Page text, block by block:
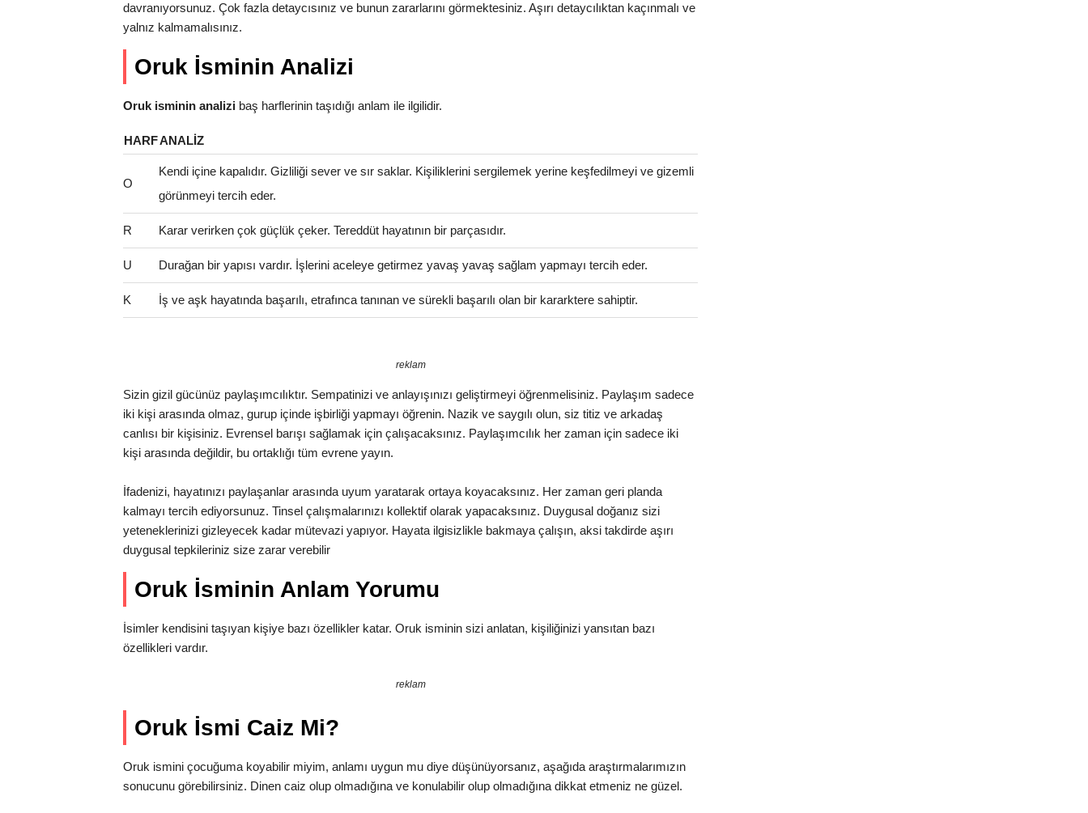
davranıyorsunuz. Çok fazla detaycısınız ve bunun zararlarını görmektesiniz. Aşırı detaycılıktan kaçınmalı ve
yalnız kalmamalısınız.
Oruk İsminin Analizi
Oruk isminin analizi baş harflerinin taşıdığı anlam ile ilgilidir.
HARFANALIZ
O
Kendi içine kapalıdır. Gizliliği sever ve sır saklar. Kişiliklerini sergilemek yerine keşfedilmeyi ve gizemli
görünmeyi tercih eder.
R Karar verirken çok güçlük çeker. Tereddüt hayatının bir parçasıdır.
U Durağan bir yapısı vardır. İşlerini aceleye getirmez yavaş yavaş sağlam yapmayı tercih eder.
K İş ve aşk hayatında başarılı, etrafınca tanınan ve sürekli başarılı olan bir kararktere sahiptir.
reklam
Sizin gizil gücünüz paylaşımcılıktır. Sempatinizi ve anlayışınızı geliştirmeyi öğrenmelisiniz. Paylaşım sadece
iki kişi arasında olmaz, gurup içinde işbirliği yapmayı öğrenin. Nazik ve saygılı olun, siz titiz ve arkadaş
canlısı bir kişisiniz. Evrensel barışı sağlamak için çalışacaksınız. Paylaşımcılık her zaman için sadece iki
kişi arasında değildir, bu ortaklığı tüm evrene yayın.
İfadenizi, hayatınızı paylaşanlar arasında uyum yaratarak ortaya koyacaksınız. Her zaman geri planda
kalmayı tercih ediyorsunuz. Tinsel çalışmalarınızı kollektif olarak yapacaksınız. Duygusal doğanız sizi
yeteneklerinizi gizleyecek kadar mütevazi yapıyor. Hayata ilgisizlikle bakmaya çalışın, aksi takdirde aşırı
duygusal tepkileriniz size zarar verebilir
Oruk İsminin Anlam Yorumu
İsimler kendisini taşıyan kişiye bazı özellikler katar. Oruk isminin sizi anlatan, kişiliğinizi yansıtan bazı
özellikleri vardır.
reklam
Oruk İsmi Caiz Mi?
Oruk ismini çocuğuma koyabilir miyim, anlamı uygun mu diye düşünüyorsanız, aşağıda araştırmalarımızın
sonucunu görebilirsiniz. Dinen caiz olup olmadığına ve konulabilir olup olmadığına dikkat etmeniz ne güzel.